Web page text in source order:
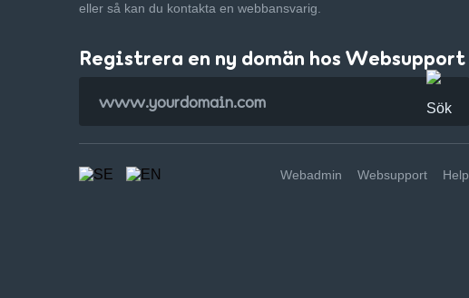
eller så kan du kontakta en webbansvarig.
Registrera en ny domän hos Websupport
Webadmin Websupport Help